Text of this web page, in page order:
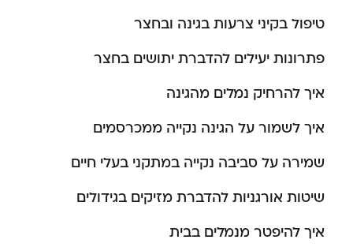
טיפול בקיני צרעות בגינה ובחצר
פתרונות יעילים להדברת יתושים בחצר
איך להרחיק נמלים מהגינה
איך לשמור על הגינה נקייה ממכרסמים
שמירה על סביבה נקייה במתקני בעלי חיים
שיטות אורגניות להדברת מזיקים בגידולים
איך להיפטר מנמלים בבית